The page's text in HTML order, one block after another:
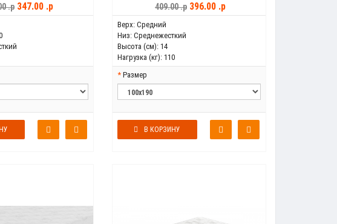
.p 347.00 .p 409.00 .p 396.00 .p
Верх: Средний
Низ: Среднежесткий
Высота (см): 14
Нагрузка (кг): 110
Размер
В КОРЗИНУ